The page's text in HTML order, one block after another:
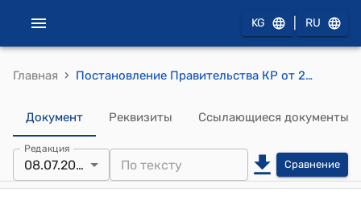
KG RU
Главная › Постановление Правительства КР от 23 августа 2011 года № 496 "Об установлении двухуровневой структуры высшего профессионального образования в Кыргызской Республике"
Документ Реквизиты Ссылающиеся документы
Редакция
08.07.2024 Сравнение